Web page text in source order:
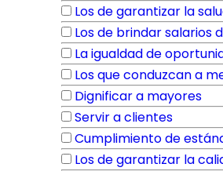
Los de garantizar la
Los de brindar salarios
La igualdad de
Los que conduzcan a
Dignificar a mayores
Servir a clientes
Cumplimiento de
Los de garantizar la